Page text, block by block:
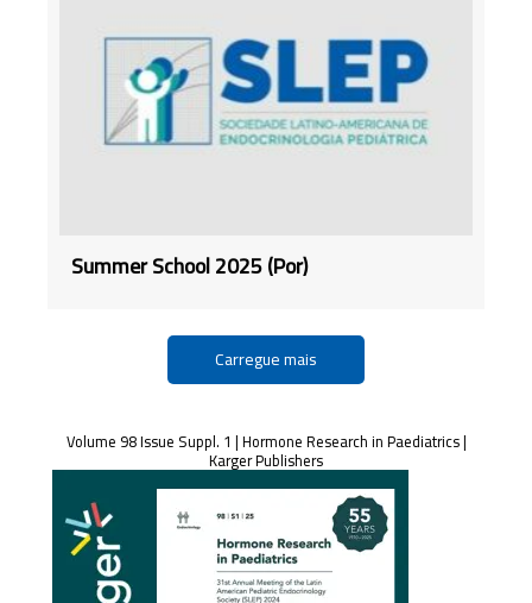
Summer School 2025 (Por)
Carregue mais
Volume 98 Issue Suppl. 1 | Hormone Research in Paediatrics |
Karger Publishers